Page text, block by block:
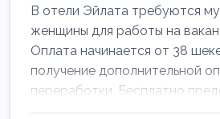
В отели Эйлата требуются
женщины для работы на
Оплата начинается от 38
получение дополнительной
переработки. Бесплатно
проживан...